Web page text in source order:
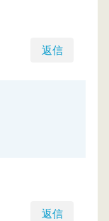
返信
返信